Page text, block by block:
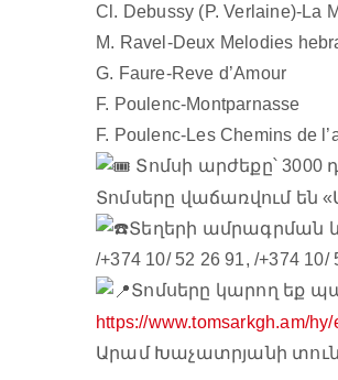
Cl. Debussy (P. Verlaine)-La
M. Ravel-Deux Melodies
G. Faure-Reve d’Amour
F. Poulenc-Montparnasse
F. Poulenc-Les Chemins de
Տոմսի արժեքը՝ 3000
Տոմսերը վաճառվում
Տեղերի ամրագրման
/+374 10/ 52 26 91, /+374 10/
Տոմսերը կարող եք
https://www.tomsarkgh.am/
Արամ Խաչատրյանի